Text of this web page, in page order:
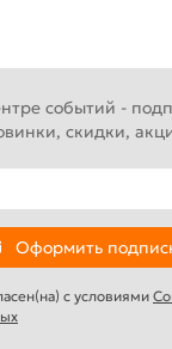
событий -
скидки,
Оформить
с условиями